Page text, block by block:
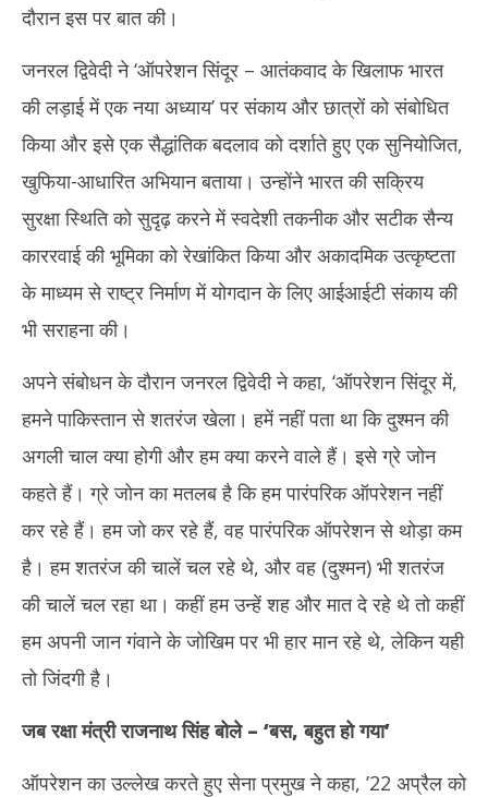
आर्मी चीफ जनरल उपेंद्र द्विवेदी ने बताई ऑपरेशन सिंदूर की पूरी प्लानिंग – ‘पाक के
साथ हमने शतरंज खेला’
August
10,
2025
दौरान इस पर बात की।
जनरल द्विवेदी ने ‘ऑपरेशन सिंदूर – आतंकवाद के खिलाफ भारत
की लड़ाई में एक नया अध्याय’ पर संकाय और छात्रों को संबोधित
किया और इसे एक सैद्धांतिक बदलाव को दर्शाते हुए एक सुनियोजित,
खुफिया-आधारित अभियान बताया। उन्होंने भारत की सक्रिय
सुरक्षा स्थिति को सुदृढ़ करने में स्वदेशी तकनीक और सटीक सैन्य
काररवाई की भूमिका को रेखांकित किया और अकादमिक उत्कृष्टता
के माध्यम से राष्ट्र निर्माण में योगदान के लिए आईआईटी संकाय की
भी सराहना की।
अपने संबोधन के दौरान जनरल द्विवेदी ने कहा, ‘ऑपरेशन सिंदूर में,
हमने पाकिस्तान से शतरंज खेला। हमें नहीं पता था कि दुश्मन की
अगली चाल क्या होगी और हम क्या करने वाले हैं। इसे ग्रे जोन
कहते हैं। ग्रे जोन का मतलब है कि हम पारंपरिक ऑपरेशन नहीं
कर रहे हैं। हम जो कर रहे हैं, वह पारंपरिक ऑपरेशन से थोड़ा कम
है। हम शतरंज की चालें चल रहे थे, और वह (दुश्मन) भी शतरंज
की चालें चल रहा था। कहीं हम उन्हें शह और मात दे रहे थे तो कहीं
हम अपनी जान गंवाने के जोखिम पर भी हार मान रहे थे, लेकिन यही
तो जिंदगी है।
जब रक्षा मंत्री राजनाथ सिंह बोले – ‘बस, बहुत हो गया’
ऑपरेशन का उल्लेख करते हुए सेना प्रमुख ने कहा, ’22 अप्रैल को